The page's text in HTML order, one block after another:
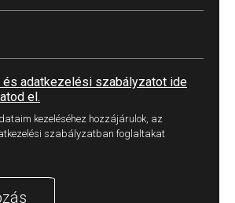
és adatkezelési szabályzatot ide
el.
kezeléséhez hozzájárulok, az
szabályzatban foglaltakat